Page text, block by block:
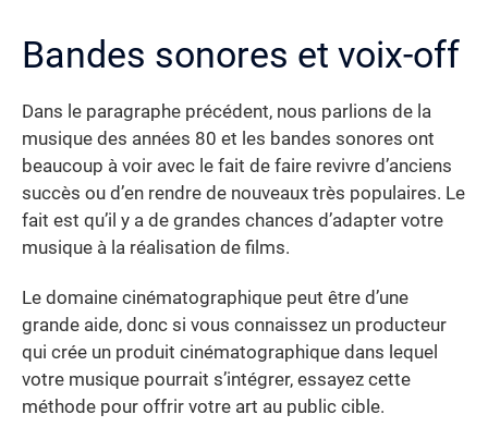
Bandes sonores et voix-off
Dans le paragraphe précédent, nous parlions de la
musique des années 80 et les bandes sonores ont
beaucoup à voir avec le fait de faire revivre d’anciens
succès ou d’en rendre de nouveaux très populaires. Le
fait est qu’il y a de grandes chances d’adapter votre
musique à la réalisation de films.
Le domaine cinématographique peut être d’une
grande aide, donc si vous connaissez un producteur
qui crée un produit cinématographique dans lequel
votre musique pourrait s’intégrer, essayez cette
méthode pour offrir votre art au public cible.